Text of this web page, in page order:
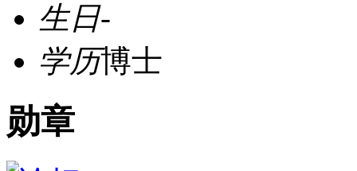
生日-
学历博士
勋章